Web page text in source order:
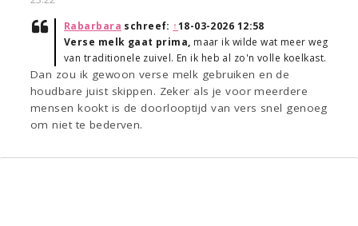
Rabarbara schreef: ↑18-03-2026 12:58
Verse melk gaat prima, maar ik wilde wat meer weg
van traditionele zuivel. En ik heb al zo'n volle koelkast.
Dan zou ik gewoon verse melk gebruiken en de
houdbare juist skippen. Zeker als je voor meerdere
mensen kookt is de doorlooptijd van vers snel genoeg
om niet te bederven.